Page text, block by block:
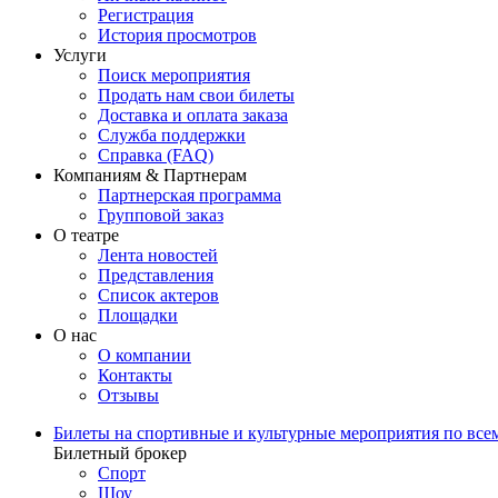
Регистрация
История просмотров
Услуги
Поиск мероприятия
Продать нам свои билеты
Доставка и оплата заказа
Служба поддержки
Справка (FAQ)
Компаниям & Партнерам
Партнерская программа
Групповой заказ
О театре
Лента новостей
Представления
Список актеров
Площадки
О нас
О компании
Контакты
Отзывы
Билеты на спортивные и культурные мероприятия по
Билетный брокер
Спорт
Шоу